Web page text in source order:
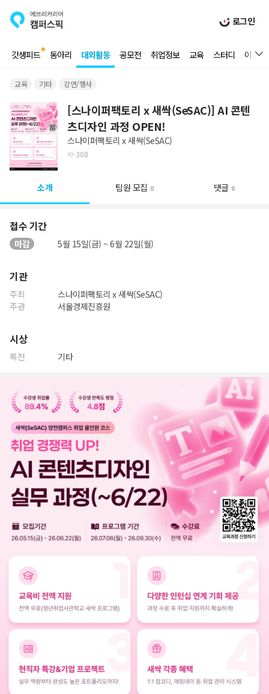
로그인
갓생피드 동아리 대외활동 공모전 취업정보 교육 스터디 이벤트
교육 기타 강연/행사
[스나이퍼팩토리 x 새싹(SeSAC)] AI 콘텐
츠디자인 과정 OPEN!
스나이퍼팩토리 x 새싹(SeSAC)
308
소개 팀원 모집 0 댓글 0
접수 기간
마감 5월 15일(금) ~ 6월 22일(월)
기관
주최
스나이퍼팩토리 x 새싹(SeSAC)
주관
서울경제진흥원
시상
특전 기타